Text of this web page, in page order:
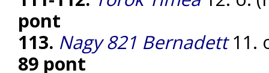
pont
113. Nagy 821 Bernadett11.
89 pont